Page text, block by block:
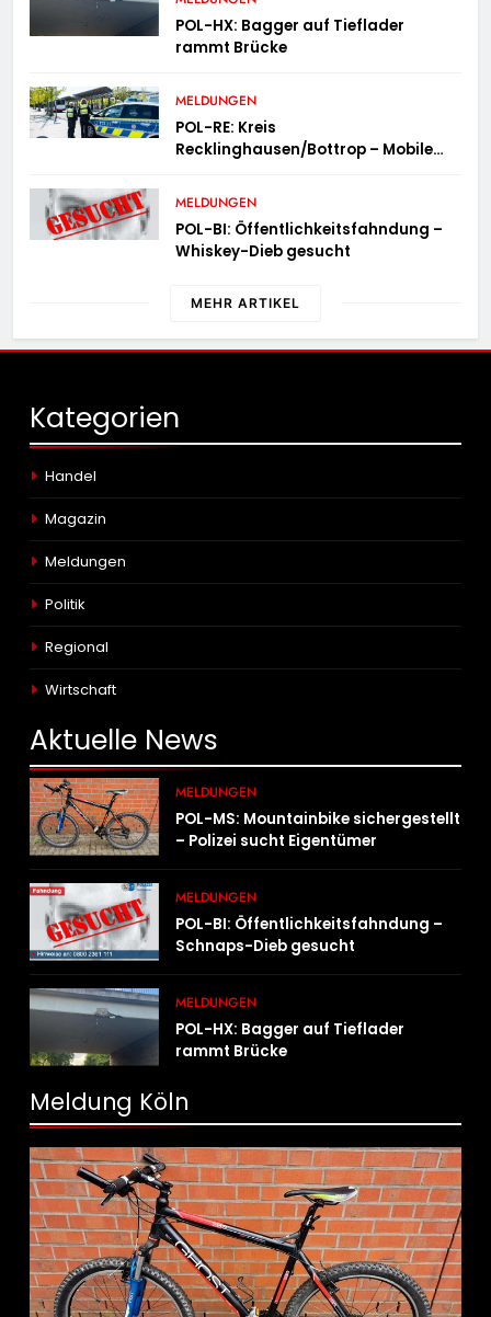
POL-HX: Bagger auf Tieflader
rammt Brücke
MELDUNGEN
POL-RE: Kreis
Recklinghausen/Bottrop – Mobile
„PräsenzPlus“
MELDUNGEN
POL-BI: Öffentlichkeitsfahndung –
Whiskey-Dieb gesucht
MEHR ARTIKEL
Kategorien
Handel
Magazin
Meldungen
Politik
Regional
Wirtschaft
Aktuelle News
MELDUNGEN
POL-MS: Mountainbike sichergestellt
– Polizei sucht Eigentümer
MELDUNGEN
POL-BI: Öffentlichkeitsfahndung –
Schnaps-Dieb gesucht
MELDUNGEN
POL-HX: Bagger auf Tieflader
rammt Brücke
Meldung Köln